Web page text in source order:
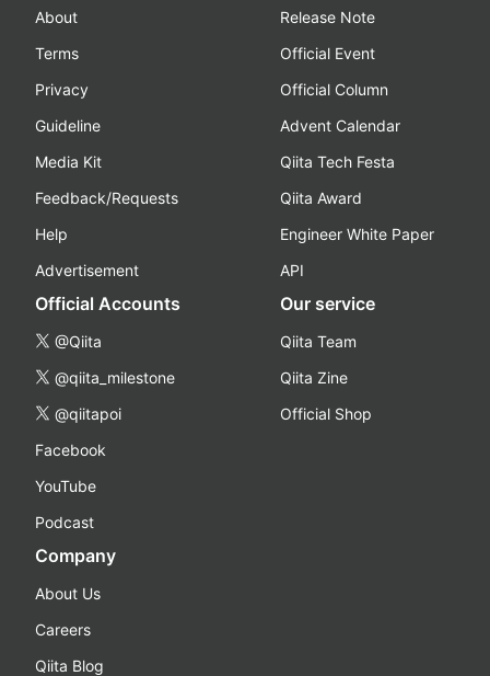
About
Terms
Privacy
Guideline
Media Kit
Feedback/Requests
Help
Advertisement
Release Note
Official Event
Official Column
Advent Calendar
Qiita Tech Festa
Qiita Award
Engineer White Paper
API
Official Accounts
@Qiita
@qiita_milestone
@qiitapoi
Facebook
YouTube
Podcast
Our service
Qiita Team
Qiita Zine
Official Shop
Company
About Us
Careers
Qiita Blog